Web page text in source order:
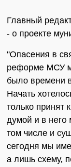
Главный
- о проекте
"Опасения в
реформе МСУ
было времени
Начать
только принят
думой и в него
том числе и
сегодня мы
а лишь схему,